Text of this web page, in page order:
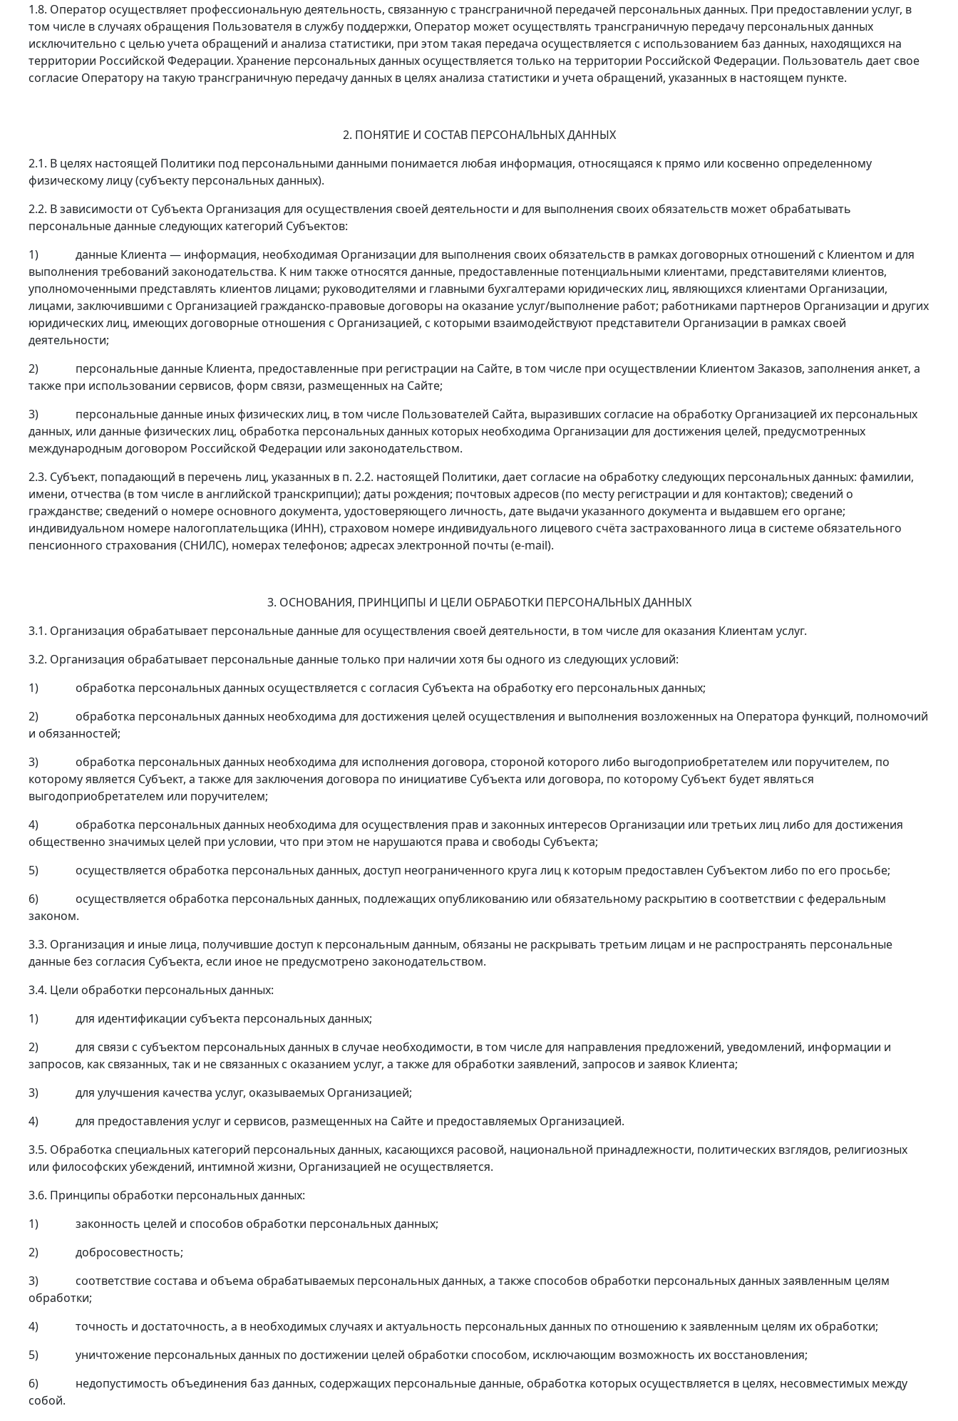
1.8. Оператор осуществляет профессиональную деятельность, связанную с трансграничной передачей персональных данных. При предоставлении услуг, в
том числе в случаях обращения Пользователя в службу поддержки, Оператор может осуществлять трансграничную передачу персональных данных
исключительно с целью учета обращений и анализа статистики, при этом такая передача осуществляется с использованием баз данных, находящихся на
территории Российской Федерации. Хранение персональных данных осуществляется только на территории Российской Федерации. Пользователь дает свое
согласие Оператору на такую трансграничную передачу данных в целях анализа статистики и учета обращений, указанных в настоящем пункте.
2. ПОНЯТИЕ И СОСТАВ ПЕРСОНАЛЬНЫХ ДАННЫХ
2.1. В целях настоящей Политики под персональными данными понимается любая информация, относящаяся к прямо или косвенно определенному
физическому лицу (субъекту персональных данных).
2.2. В зависимости от Субъекта Организация для осуществления своей деятельности и для выполнения своих обязательств может обрабатывать
персональные данные следующих категорий Субъектов:
1) данные Клиента — информация, необходимая Организации для выполнения своих обязательств в рамках договорных отношений с Клиентом и для
выполнения требований законодательства. К ним также относятся данные, предоставленные потенциальными клиентами, представителями клиентов,
уполномоченными представлять клиентов лицами; руководителями и главными бухгалтерами юридических лиц, являющихся клиентами Организации,
лицами, заключившими с Организацией гражданско-правовые договоры на оказание услуг/выполнение работ; работниками партнеров Организации и других
юридических лиц, имеющих договорные отношения с Организацией, с которыми взаимодействуют представители Организации в рамках своей
деятельности;
2) персональные данные Клиента, предоставленные при регистрации на Сайте, в том числе при осуществлении Клиентом Заказов, заполнения анкет, а
также при использовании сервисов, форм связи, размещенных на Сайте;
3) персональные данные иных физических лиц, в том числе Пользователей Сайта, выразивших согласие на обработку Организацией их персональных
данных, или данные физических лиц, обработка персональных данных которых необходима Организации для достижения целей, предусмотренных
международным договором Российской Федерации или законодательством.
2.3. Субъект, попадающий в перечень лиц, указанных в п. 2.2. настоящей Политики, дает согласие на обработку следующих персональных данных: фамилии,
имени, отчества (в том числе в английской транскрипции); даты рождения; почтовых адресов (по месту регистрации и для контактов); сведений о
гражданстве; сведений о номере основного документа, удостоверяющего личность, дате выдачи указанного документа и выдавшем его органе;
индивидуальном номере налогоплательщика (ИНН), страховом номере индивидуального лицевого счёта застрахованного лица в системе обязательного
пенсионного страхования (СНИЛС), номерах телефонов; адресах электронной почты (e-mail).
3. ОСНОВАНИЯ, ПРИНЦИПЫ И ЦЕЛИ ОБРАБОТКИ ПЕРСОНАЛЬНЫХ ДАННЫХ
3.1. Организация обрабатывает персональные данные для осуществления своей деятельности, в том числе для оказания Клиентам услуг.
3.2. Организация обрабатывает персональные данные только при наличии хотя бы одного из следующих условий:
1) обработка персональных данных осуществляется с согласия Субъекта на обработку его персональных данных;
2) обработка персональных данных необходима для достижения целей осуществления и выполнения возложенных на Оператора функций, полномочий
и обязанностей;
3) обработка персональных данных необходима для исполнения договора, стороной которого либо выгодоприобретателем или поручителем, по
которому является Субъект, а также для заключения договора по инициативе Субъекта или договора, по которому Субъект будет являться
выгодоприобретателем или поручителем;
4) обработка персональных данных необходима для осуществления прав и законных интересов Организации или третьих лиц либо для достижения
общественно значимых целей при условии, что при этом не нарушаются права и свободы Субъекта;
5) осуществляется обработка персональных данных, доступ неограниченного круга лиц к которым предоставлен Субъектом либо по его просьбе;
6) осуществляется обработка персональных данных, подлежащих опубликованию или обязательному раскрытию в соответствии с федеральным
законом.
3.3. Организация и иные лица, получившие доступ к персональным данным, обязаны не раскрывать третьим лицам и не распространять персональные
данные без согласия Субъекта, если иное не предусмотрено законодательством.
3.4. Цели обработки персональных данных:
1) для идентификации субъекта персональных данных;
2) для связи с субъектом персональных данных в случае необходимости, в том числе для направления предложений, уведомлений, информации и
запросов, как связанных, так и не связанных с оказанием услуг, а также для обработки заявлений, запросов и заявок Клиента;
3) для улучшения качества услуг, оказываемых Организацией;
4) для предоставления услуг и сервисов, размещенных на Сайте и предоставляемых Организацией.
3.5. Обработка специальных категорий персональных данных, касающихся расовой, национальной принадлежности, политических взглядов, религиозных
или философских убеждений, интимной жизни, Организацией не осуществляется.
3.6. Принципы обработки персональных данных:
1) законность целей и способов обработки персональных данных;
2) добросовестность;
3) соответствие состава и объема обрабатываемых персональных данных, а также способов обработки персональных данных заявленным целям
обработки;
4) точность и достаточность, а в необходимых случаях и актуальность персональных данных по отношению к заявленным целям их обработки;
5) уничтожение персональных данных по достижении целей обработки способом, исключающим возможность их восстановления;
6) недопустимость объединения баз данных, содержащих персональные данные, обработка которых осуществляется в целях, несовместимых между
собой.